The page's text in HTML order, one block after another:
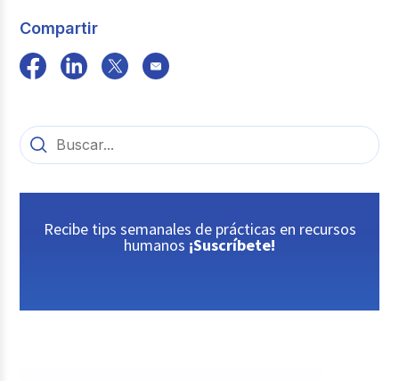
Compartir
Recibe tips semanales de prácticas en recursos
humanos ¡Suscríbete!